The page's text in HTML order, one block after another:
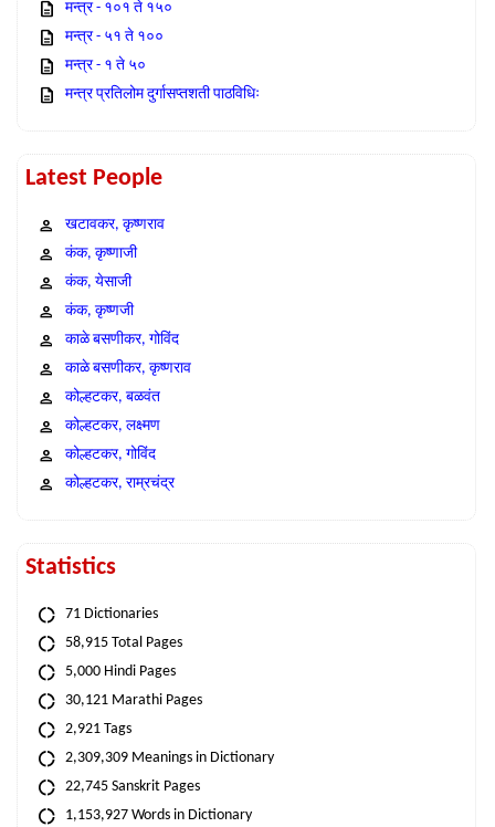
मन्त्र - १०१ ते १५०
मन्त्र - ५१ ते १००
मन्त्र - १ ते ५०
मन्त्र प्रतिलोम दुर्गासप्तशती पाठविधिः
Latest People
खटावकर, कृष्णराव
कंक, कृष्णाजी
कंक, येसाजी
कंक, कृष्णजी
काळे बसणीकर, गोविंद
काळे बसणीकर, कृष्णराव
कोल्हटकर, बळवंत
कोल्हटकर, लक्ष्मण
कोल्हटकर, गोविंद
कोल्हटकर, राम्रचंद्र
Statistics
71 Dictionaries
58,915 Total Pages
5,000 Hindi Pages
30,121 Marathi Pages
2,921 Tags
2,309,309 Meanings in Dictionary
22,745 Sanskrit Pages
1,153,927 Words in Dictionary